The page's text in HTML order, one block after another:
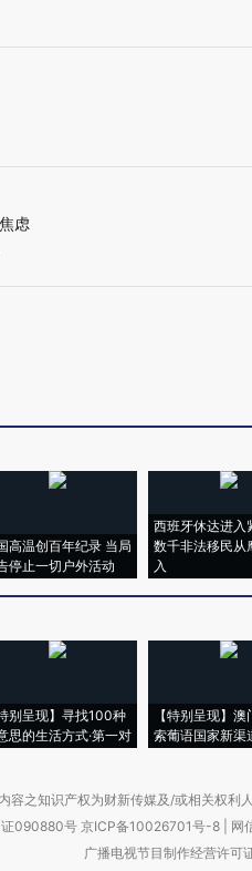
虑
高温创百年纪录 当局
停止一切户外活动
西班牙休达进入
数千非法移民从
入
特别呈现】寻找100种
思的生活方式·第一对
【特别呈现】
索葡语国家新渠
容之知识产权为财新传媒及/或相关权利
090880号 京ICP备10026701号-8 网
广播电视节目制作经营许可